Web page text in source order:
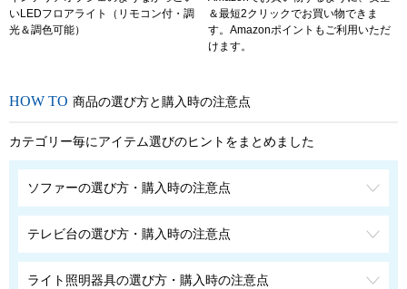
いLEDフロアライト（リモコン付・調
光＆調色可能）
＆最短2クリックでお買い物できま
す。Amazonポイントもご利用いただ
けます。
商品の選び方と購入時の注意点
カテゴリー毎にアイテム選びのヒントをまとめました
ソファーの選び方・購入時の注意点
テレビ台の選び方・購入時の注意点
ライト照明器具の選び方・購入時の注意点